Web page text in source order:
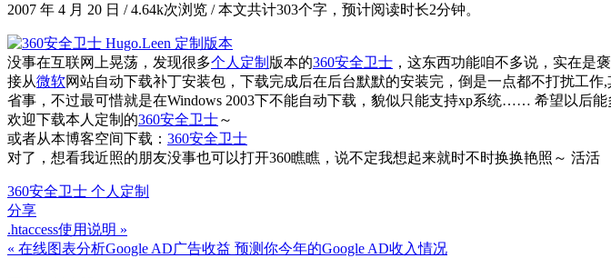
2007 年 4 月 20 日 /4.64k次浏览 /本文共计303个字，预计阅读时长2分钟。
没事在互联网上晃荡，发现很多个人定制 版本的360安全卫士 ，这东西功能咱不多说，实在是
接从微软网站自动下载补丁安装包，下载完成后在后台默默的安装完，倒是一点都不打扰工
省事，不过最可惜就是在Windows 2003下不能自动下载，貌似只能支持xp系统…… 希望以后能
欢迎下载本人定制的360安全卫士～
或者从本博客空间下载： 360安全卫士
对了，想看我近照的朋友没事也可以打开360瞧瞧，说不定我想起来就时不时换换艳照～ 活活
360安全卫士 个人定制
分享
文
章
.htaccess使用说明 »
« 在线图表分析Google AD广告收益 预测你今年的Google AD收入情况